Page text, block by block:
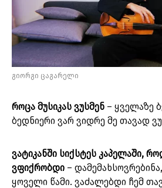
გიორგი ცაგარელი
როცა მუსიკას ვუსმენ – ყველაზე
ბედნიერი ვარ ვიდრე მე თავად
ვატიკანში სიქსტეს კაპელაში,
ვფიქრობდი –
ყოველი წამი. ვაძალებდი ჩემ